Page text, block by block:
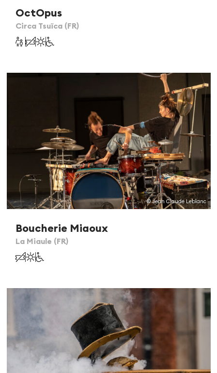
OctOpus
Circa Tsuïca (FR)
© Jean Claude Leblanc
Boucherie Miaoux
La Miaule (FR)